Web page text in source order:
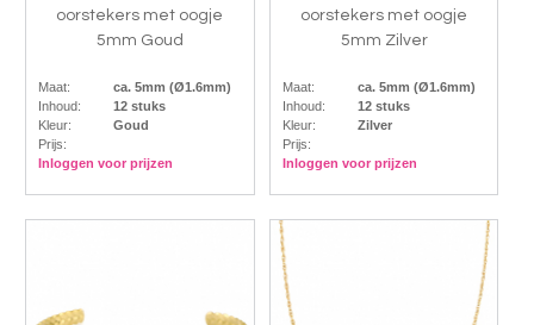
oorstekers met oogje
5mm Goud
Maat:
ca. 5mm (Ø1.6mm)
Inhoud:
12 stuks
Kleur:
Goud
Prijs:
Inloggen voor prijzen
oorstekers met oogje
5mm Zilver
Maat:
ca. 5mm (Ø1.6mm)
Inhoud:
12 stuks
Kleur:
Zilver
Prijs:
Inloggen voor prijzen